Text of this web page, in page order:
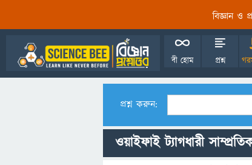
বিজ্ঞান ও
বী হোম প্রশ্ন
প্রশ্ন করুন:
ওয়াইফাই ট্যাগধারী